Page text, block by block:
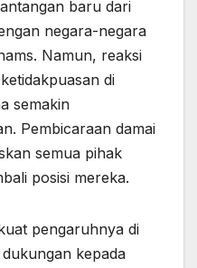
baru dari
negara-negara
Namun, reaksi
di
semakin
Pembicaraan damai
semua pihak
posisi mereka.
pengaruhnya di
kepada